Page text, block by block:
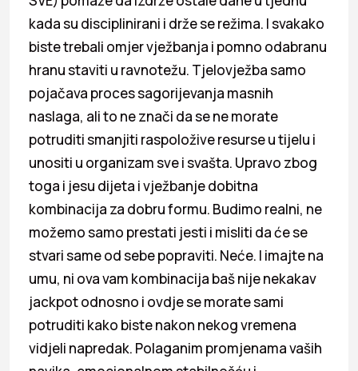
kada su disciplinirani i drže se režima. I svakako
biste trebali omjer vježbanja i pomno odabranu
hranu staviti u ravnotežu. Tjelovježba samo
pojačava proces sagorijevanja masnih
naslaga, ali to ne znači da se ne morate
potruditi smanjiti raspoložive resurse u tijelu i
unositi u organizam sve i svašta. Upravo zbog
toga i jesu dijeta i vježbanje dobitna
kombinacija za dobru formu. Budimo realni, ne
možemo samo prestati jesti i misliti da će se
stvari same od sebe popraviti. Neće. I imajte na
umu, ni ova vam kombinacija baš nije nekakav
jackpot odnosno i ovdje se morate sami
potruditi kako biste nakon nekog vremena
vidjeli napredak. Polaganim promjenama vaših